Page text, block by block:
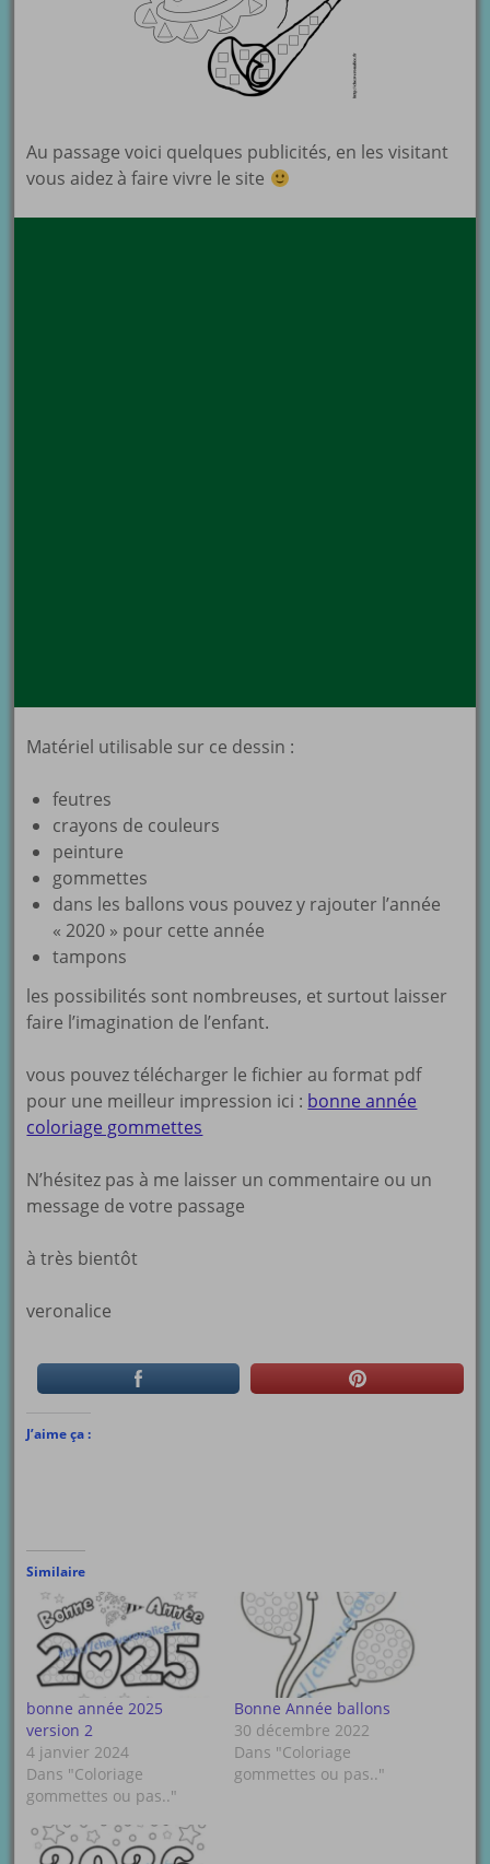
Au passage voici quelques publicités, en les visitant
vous aidez à faire vivre le site
Matériel utilisable sur ce dessin :
feutres
crayons de couleurs
peinture
gommettes
dans les ballons vous pouvez y rajouter l’année
« 2020 » pour cette année
tampons
les possibilités sont nombreuses, et surtout laisser
faire l’imagination de l’enfant.
vous pouvez télécharger le fichier au format pdf
pour une meilleur impression ici : bonne année
coloriage gommettes
N’hésitez pas à me laisser un commentaire ou un
message de votre passage
à très bientôt
veronalice
J’aime ça :
Similaire
bonne année 2025
version 2
4 janvier 2024
Dans "Coloriage
gommettes ou pas.."
Bonne Année ballons
30 décembre 2022
Dans "Coloriage
gommettes ou pas.."